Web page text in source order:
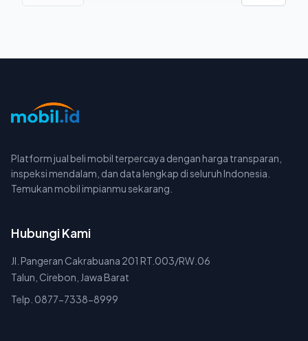
Platform jual beli mobil terpercaya dengan harga transparan,
inspeksi mendalam, dan data lengkap di seluruh Indonesia.
Temukan mobil impianmu sekarang.
Hubungi Kami
Jl. Pangeran Cakrabuana 201 RT.003/RW.06
Talun, Cirebon, Jawa Barat
Telp. 0877-7338-8999